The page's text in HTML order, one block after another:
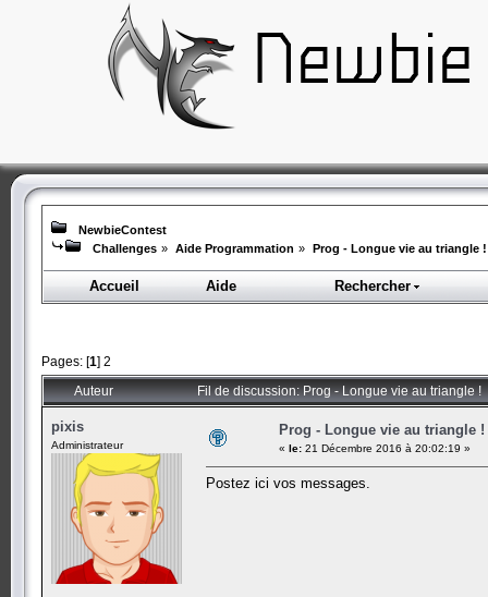
NewbieContest
Challenges » Aide Programmation » Prog - Longue vie au triangle !
Accueil Aide Rechercher
Pages: [1] 2
Auteur Fil de discussion: Prog - Longue vie au triangle
pixis
Administrateur
Prog - Longue vie au triangle !
« le: 21 Décembre 2016 à 20:02:19 »
Postez ici vos messages.